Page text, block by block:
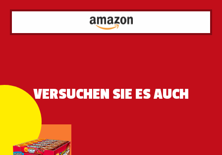
VERSUCHEN SIE ES AUCH